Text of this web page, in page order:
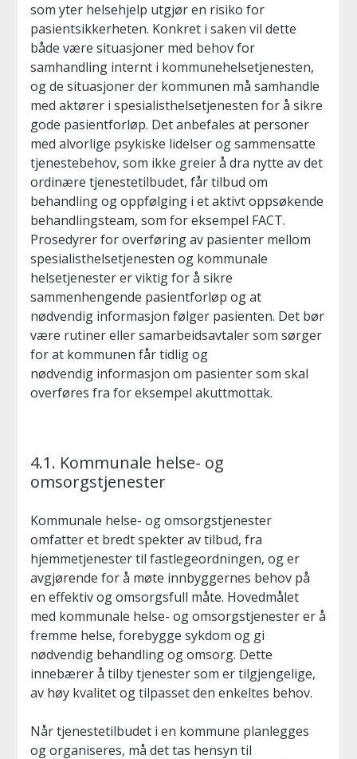
som yter helsehjelp utgjør en risiko for
pasientsikkerheten. Konkret i saken vil dette
både være situasjoner med behov for
samhandling internt i kommunehelsetjenesten,
og de situasjoner der kommunen må samhandle
med aktører i spesialisthelsetjenesten for å sikre
gode pasientforløp. Det anbefales at personer
med alvorlige psykiske lidelser og sammensatte
tjenestebehov, som ikke greier å dra nytte av det
ordinære tjenestetilbudet, får tilbud om
behandling og oppfølging i et aktivt oppsøkende
behandlingsteam, som for eksempel FACT.
Prosedyrer for overføring av pasienter mellom
spesialisthelsetjenesten og kommunale
helsetjenester er viktig for å sikre
sammenhengende pasientforløp og at
nødvendig informasjon følger pasienten. Det bør
være rutiner eller samarbeidsavtaler som sørger
for at kommunen får tidlig og
nødvendig informasjon om pasienter som skal
overføres fra for eksempel akuttmottak.
4.1. Kommunale helse- og
omsorgstjenester
Kommunale helse- og omsorgstjenester
omfatter et bredt spekter av tilbud, fra
hjemmetjenester til fastlegeordningen, og er
avgjørende for å møte innbyggernes behov på
en effektiv og omsorgsfull måte. Hovedmålet
med kommunale helse- og omsorgstjenester er å
fremme helse, forebygge sykdom og gi
nødvendig behandling og omsorg. Dette
innebærer å tilby tjenester som er tilgjengelige,
av høy kvalitet og tilpasset den enkeltes behov.
Når tjenestetilbudet i en kommune planlegges
og organiseres, må det tas hensyn til